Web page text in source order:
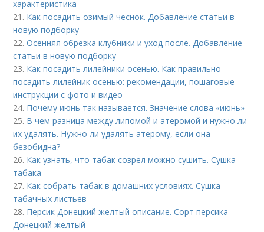
характеристика
21. Как посадить озимый чеснок. Добавление статьи в
новую подборку
22.Осенняя обрезка клубники и уход после. Добавление
статьи в новую подборку
23. Как посадить лилейники осенью. Как правильно
посадить лилейник осенью: рекомендации, пошаговые
инструкции с фото и видео
24. Почему июнь так называется. Значение слова «июнь»
25. В чем разница между липомой и атеромой и нужно ли
их удалять. Нужно ли удалять атерому, если она
безобидна?
26. Как узнать, что табак созрел можно сушить. Сушка
табака
27. Как собрать табак в домашних условиях. Сушка
табачных листьев
28. Персик Донецкий желтый описание. Сорт персика
Донецкий желтый